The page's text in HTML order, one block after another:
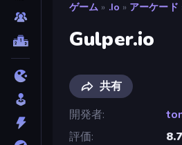
ゲーム » .io » アーケード
Gulper.io
共有
開発者
評価
8.7